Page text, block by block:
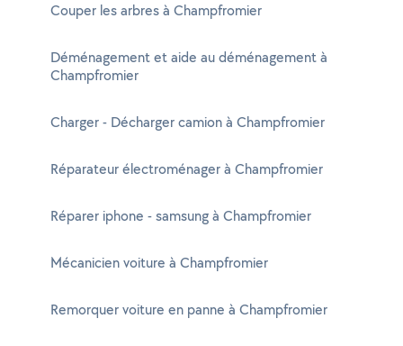
Couper les arbres à Champfromier
Déménagement et aide au déménagement à
Champfromier
Charger - Décharger camion à Champfromier
Réparateur électroménager à Champfromier
Réparer iphone - samsung à Champfromier
Mécanicien voiture à Champfromier
Remorquer voiture en panne à Champfromier